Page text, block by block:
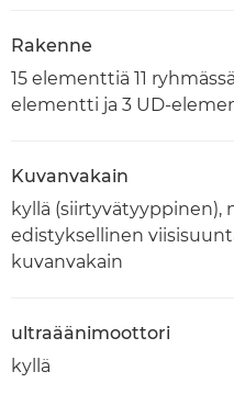
Rakenne
15 elementtiä 11
elementti ja 3 UD-
Kuvanvakain
kyllä (siirtyvätyyppinen),
edistyksellinen
kuvanvakain
ultraäänimoottori
kyllä